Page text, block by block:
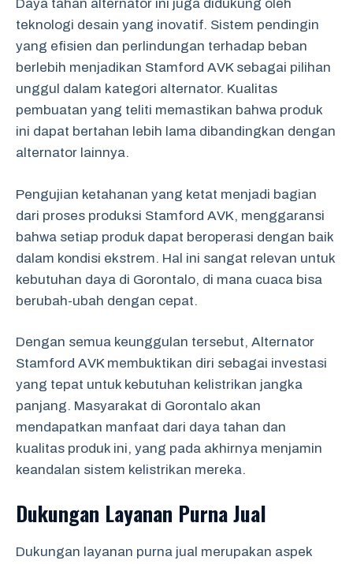
Daya tahan alternator ini juga didukung oleh
teknologi desain yang inovatif. Sistem pendingin
yang efisien dan perlindungan terhadap beban
berlebih menjadikan Stamford AVK sebagai pilihan
unggul dalam kategori alternator. Kualitas
pembuatan yang teliti memastikan bahwa produk
ini dapat bertahan lebih lama dibandingkan dengan
alternator lainnya.
Pengujian ketahanan yang ketat menjadi bagian
dari proses produksi Stamford AVK, menggaransi
bahwa setiap produk dapat beroperasi dengan baik
dalam kondisi ekstrem. Hal ini sangat relevan untuk
kebutuhan daya di Gorontalo, di mana cuaca bisa
berubah-ubah dengan cepat.
Dengan semua keunggulan tersebut, Alternator
Stamford AVK membuktikan diri sebagai investasi
yang tepat untuk kebutuhan kelistrikan jangka
panjang. Masyarakat di Gorontalo akan
mendapatkan manfaat dari daya tahan dan
kualitas produk ini, yang pada akhirnya menjamin
keandalan sistem kelistrikan mereka.
Dukungan Layanan Purna Jual
Dukungan layanan purna jual merupakan aspek